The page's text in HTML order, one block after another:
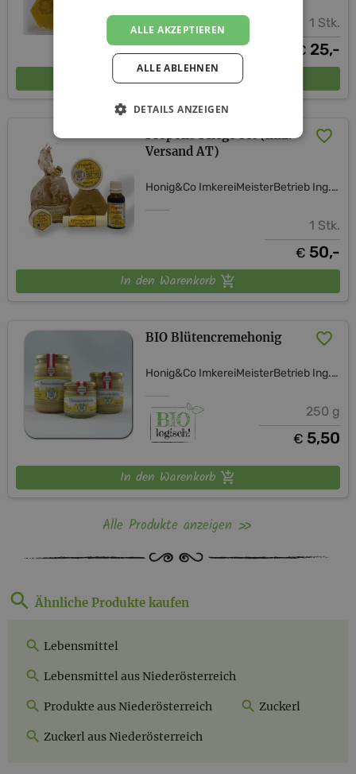
1 Stk.
€ 25,-
In den Warenkorb
Propolis Pflege Set (inkl.
Versand AT)
Honig&Co ImkereiMeisterBetrieb Ing. Verena Hagelkruys
1 Stk.
€ 50,-
In den Warenkorb
BIO Blütencremehonig
Honig&Co ImkereiMeisterBetrieb Ing. Verena Hagelkruys
250 g
€ 5,50
In den Warenkorb
Alle Produkte anzeigen
Ähnliche Produkte kaufen
Lebensmittel
Lebensmittel aus Niederösterreich
Produkte aus Niederösterreich Zuckerl
Zuckerl aus Niederösterreich
ALLE AKZEPTIEREN
ALLE ABLEHNEN
DETAILS ANZEIGEN